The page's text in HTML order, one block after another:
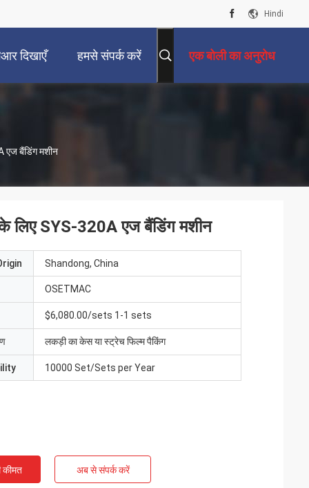
Hindi
दिखाएँ हमसे संपर्क करें एक बोली का अनुरोध
एज बैंडिंग मशीन
के लिए SYS-320A एज बैंडिंग मशीन
Shandong, China
OSETMAC
$6,080.00/sets 1-1 sets
लकड़ी का केस या स्ट्रेच फिल्म पैकिंग
10000 Set/Sets per Year
कीमत अब से संपर्क करें